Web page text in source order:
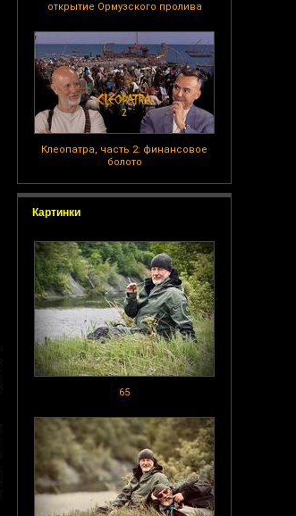
открытие Ормузского пролива
Клеопатра, часть 2: финансовое
болото
Картинки
65